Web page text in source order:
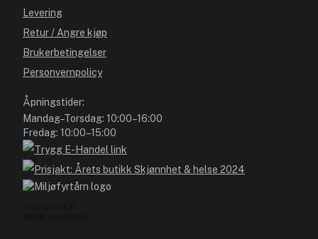
Levering
Retur / Angre kjøp
Brukerbetingelser
Personvernpolicy
Åpningstider:
Mandag–Torsdag: 10:00–16:00
Fredag: 10:00–15:00